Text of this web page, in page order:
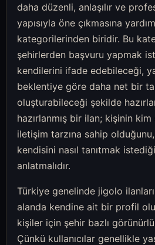
daha düzenli, anlaşılır ve
yapısıyla öne çıkmasına
kategorilerinden biridir. Bu
şehirlerden başvuru yapmak
kendilerini ifade edebileceği,
beklentiye göre daha net bir
oluşturabileceği şekilde
hazırlanmış bir ilan; kişinin
iletişim tarzına sahip
kendisini nasıl tanıtmak
anlatmalıdır.
Türkiye genelinde jigolo
alanda kendine ait bir profil
kişiler için şehir bazlı
Çünkü kullanıcılar genellikle